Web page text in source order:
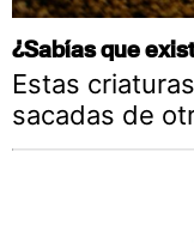
¿Sabías que
Estas
sacadas de